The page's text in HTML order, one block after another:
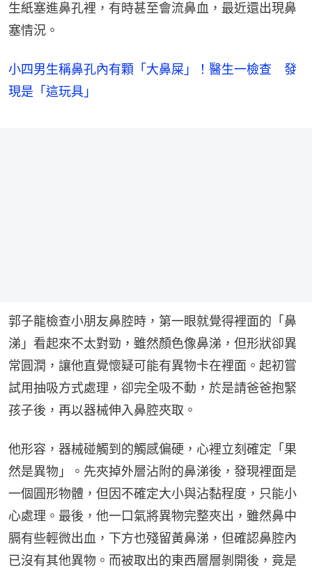
生紙塞進鼻孔裡，有時甚至會流鼻血，最近還出現鼻
塞情況。
小四男生稱鼻孔內有顆「大鼻屎」！醫生一檢查 發
現是「這玩具」
郭子龍檢查小朋友鼻腔時，第一眼就覺得裡面的「鼻
涕」看起來不太對勁，雖然顏色像鼻涕，但形狀卻異
常圓潤，讓他直覺懷疑可能有異物卡在裡面。起初嘗
試用抽吸方式處理，卻完全吸不動，於是請爸爸抱緊
孩子後，再以器械伸入鼻腔夾取。
他形容，器械碰觸到的觸感偏硬，心裡立刻確定「果
然是異物」。先夾掉外層沾附的鼻涕後，發現裡面是
一個圓形物體，但因不確定大小與沾黏程度，只能小
心處理。最後，他一口氣將異物完整夾出，雖然鼻中
膈有些輕微出血，下方也殘留黃鼻涕，但確認鼻腔內
已沒有其他異物。而被取出的東西層層剝開後，竟是